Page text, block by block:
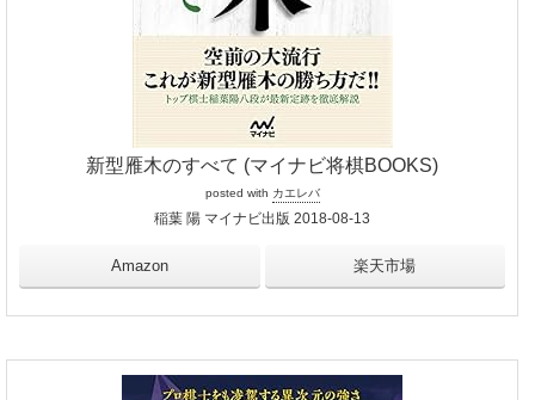
新型雁木のすべて (マイナビ将棋BOOKS)
posted with カエレバ
稲葉 陽 マイナビ出版 2018-08-13
Amazon 楽天市場